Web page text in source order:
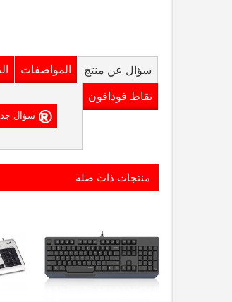
سؤال عن منتج المواصفات
نقاط فودافون
منتجات ذات صلة